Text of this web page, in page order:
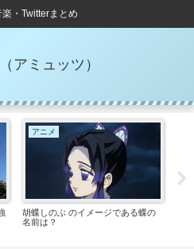
・Twitterまとめ
アミュッツ）
アニメ
胡蝶しのぶ のイメージである蝶の
名前は？